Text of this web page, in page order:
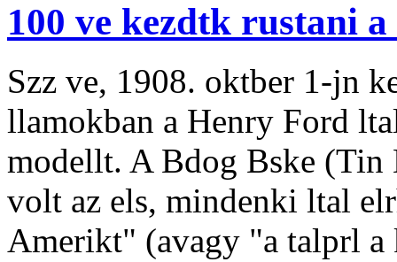
100 ve kezdtk rustani
Szz ve, 1908. oktber 1-jn
llamokban a Henry Ford
modellt. A Bdog Bske (Tin
volt az els, mindenki ltal
Amerikt" (avagy "a talprl